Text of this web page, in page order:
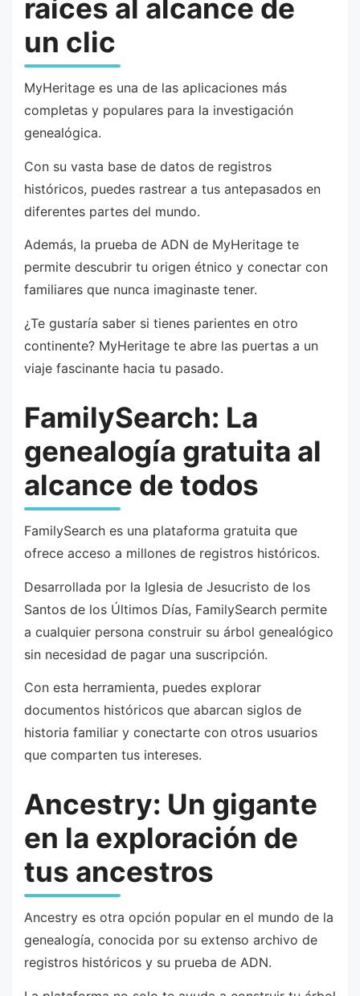
raíces al alcance de
un clic
MyHeritage es una de las aplicaciones más
completas y populares para la investigación
genealógica.
Con su vasta base de datos de registros
históricos, puedes rastrear a tus antepasados en
diferentes partes del mundo.
Además, la prueba de ADN de MyHeritage te
permite descubrir tu origen étnico y conectar con
familiares que nunca imaginaste tener.
¿Te gustaría saber si tienes parientes en otro
continente? MyHeritage te abre las puertas a un
viaje fascinante hacia tu pasado.
FamilySearch: La
genealogía gratuita al
alcance de todos
FamilySearch es una plataforma gratuita que
ofrece acceso a millones de registros históricos.
Desarrollada por la Iglesia de Jesucristo de los
Santos de los Últimos Días, FamilySearch permite
a cualquier persona construir su árbol genealógico
sin necesidad de pagar una suscripción.
Con esta herramienta, puedes explorar
documentos históricos que abarcan siglos de
historia familiar y conectarte con otros usuarios
que comparten tus intereses.
Ancestry: Un gigante
en la exploración de
tus ancestros
Ancestry es otra opción popular en el mundo de la
genealogía, conocida por su extenso archivo de
registros históricos y su prueba de ADN.